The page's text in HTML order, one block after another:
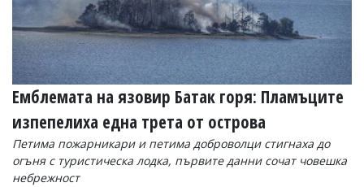
Емблемата на язовир Батак горя: Пламъците
изпепелиха една трета от острова
Петима пожарникари и петима доброволци стигнаха до
огъня с туристическа лодка, първите данни сочат човешка
небрежност